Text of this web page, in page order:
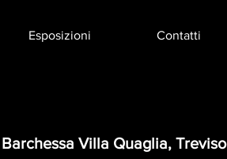
Esposizioni Contatti
Villa Quaglia, Treviso